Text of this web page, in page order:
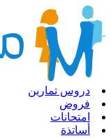
دروس تمارين
فروض
امتحانات
أساتذة